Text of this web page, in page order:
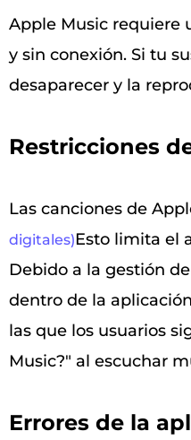
Apple Music requiere
y sin conexión. Si tu
desaparecer y la
Restricciones
Las canciones de
digitales)Esto limita el
Debido a la gestión
dentro de la
las que los usuarios
Music?" al escuchar
Errores de la